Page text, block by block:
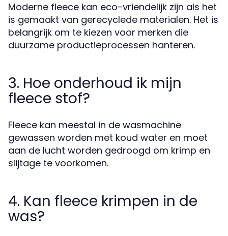
Moderne fleece kan eco-vriendelijk zijn als het
is gemaakt van gerecyclede materialen. Het is
belangrijk om te kiezen voor merken die
duurzame productieprocessen hanteren.
3. Hoe onderhoud ik mijn
fleece stof?
Fleece kan meestal in de wasmachine
gewassen worden met koud water en moet
aan de lucht worden gedroogd om krimp en
slijtage te voorkomen.
4. Kan fleece krimpen in de
was?